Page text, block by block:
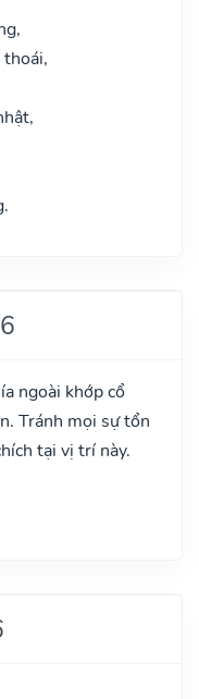
ngoài khớp cổ
Tránh mọi sự tổn
tại vị trí này.